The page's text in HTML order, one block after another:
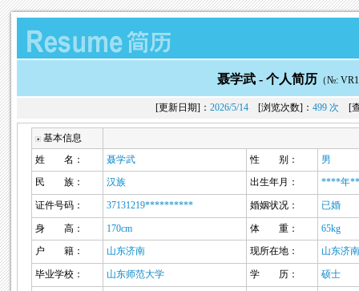
聂学武 - 个人简历 （№:
[更新日期]： 2026/5/14 [浏览次数]： 499 次 [
基本信息
姓 名：
聂学武 性 别：
男
民 族：
汉族 出生年月： ****年
证件号码： 37131219********** 婚姻状况： 已婚
身 高： 170cm 体 重：
65kg
户 籍：
山东济南 现所在地： 山东济南
毕业学校： 山东师范大学 学 历： 硕士